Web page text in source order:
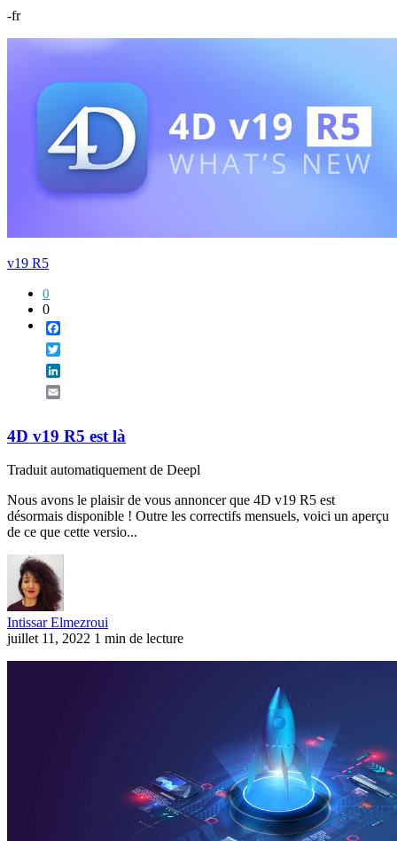
-fr
v19 R5
0
0
4D v19 R5 est là
Traduit automatiquement de Deepl
Nous avons le plaisir de vous annoncer que 4D v19 R5 est
désormais disponible ! Outre les correctifs mensuels, voici un aperçu
de ce que cette versio...
Intissar Elmezroui
juillet 11, 2022 1 min de lecture